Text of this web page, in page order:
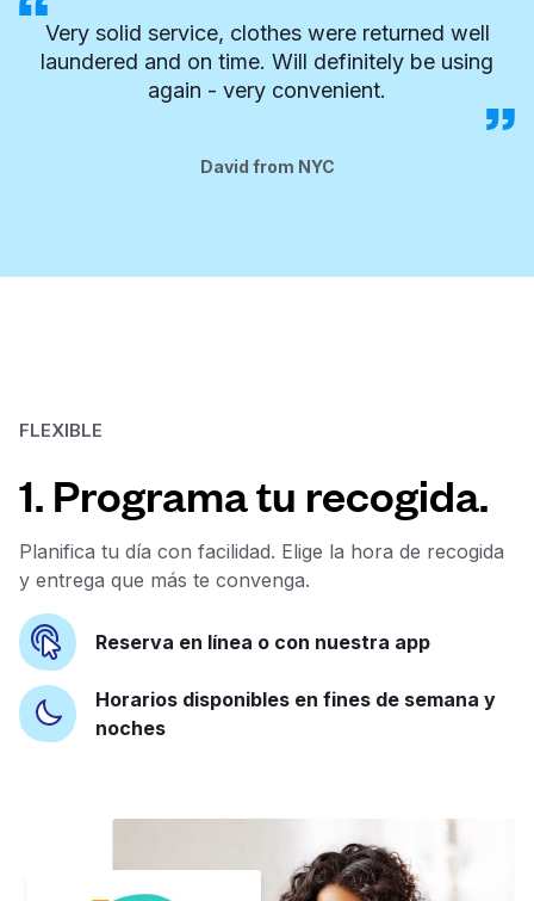
Very solid service, clothes were returned well
laundered and on time. Will definitely be using
again - very convenient.
David from NYC
FLEXIBLE
1. Programa tu recogida.
Planifica tu día con facilidad. Elige la hora de recogida
y entrega que más te convenga.
Reserva en línea o con nuestra app
Horarios disponibles en fines de semana y
noches